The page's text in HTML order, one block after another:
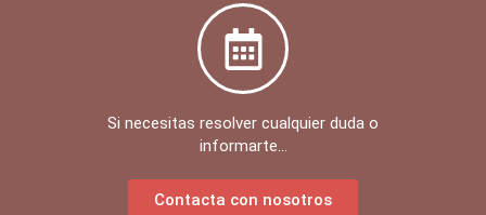
Si necesitas resolver cualquier duda o
informarte...
Contacta con nosotros